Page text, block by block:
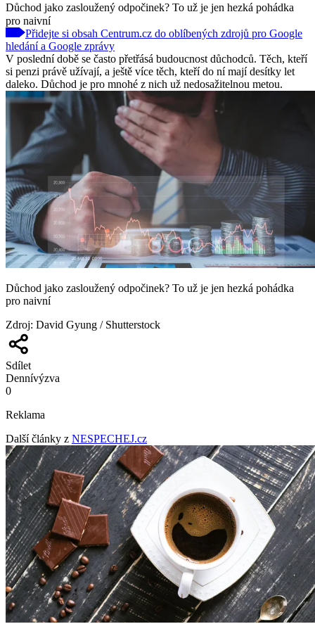
Důchod jako zasloužený odpočinek? To už je jen hezká pohádka
pro naivní
Přidejte si obsah Centrum.cz do oblíbených zdrojů pro Google
hledání a Google zprávy
V poslední době se často přetřásá budoucnost důchodců. Těch, kteří
si penzi právě užívají, a ještě více těch, kteří do ní mají desítky let
daleko. Důchod je pro mnohé z nich už nedosažitelnou metou.
Důchod jako zasloužený odpočinek? To už je jen hezká pohádka
pro naivní
Zdroj: David Gyung / Shutterstock
Sdílet
Dennívýzva
0
Reklama
Další články z NESPECHEJ.cz